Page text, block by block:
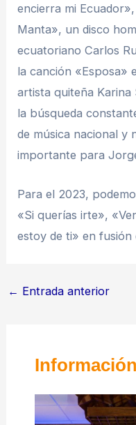
encierra mi
Manta», un disco
ecuatoriano Carlos
la canción «Esposa»
artista quiteña Karina
la búsqueda
de música nacional y
importante para
Para el 2023,
«Si querías irte»,
estoy de ti» en
← Entrada anterior